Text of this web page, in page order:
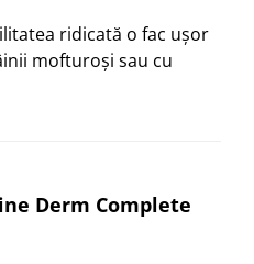
ridicată o fac ușor
mofturoși sau cu
Derm Complete